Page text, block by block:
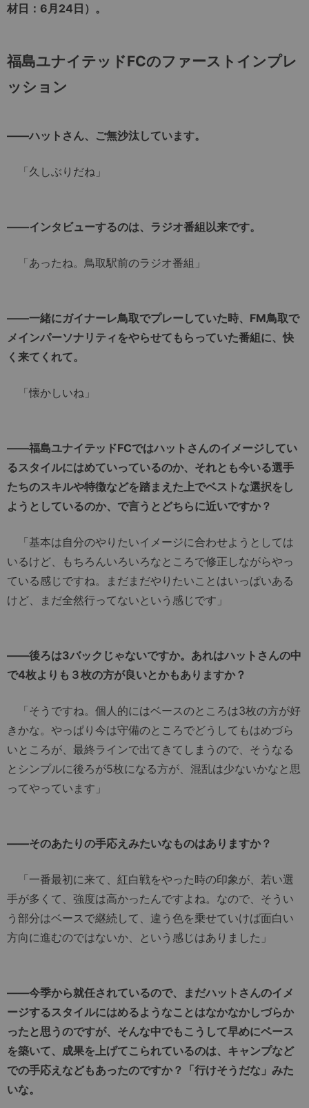
材日：6月24日）。
福島ユナイテッドFCのファーストインプレ
ッション
――ハットさん、ご無沙汰しています。
「久しぶりだね」
――インタビューするのは、ラジオ番組以来です。
「あったね。鳥取駅前のラジオ番組」
――一緒にガイナーレ鳥取でプレーしていた時、FM鳥取で
メインパーソナリティをやらせてもらっていた番組に、快
く来てくれて。
「懐かしいね」
――福島ユナイテッドFCではハットさんのイメージしてい
るスタイルにはめていっているのか、それとも今いる選手
たちのスキルや特徴などを踏まえた上でベストな選択をし
ようとしているのか、で言うとどちらに近いですか？
「基本は自分のやりたいイメージに合わせようとしては
いるけど、もちろんいろいろなところで修正しながらやっ
ている感じですね。まだまだやりたいことはいっぱいある
けど、まだ全然行ってないという感じです」
――後ろは3バックじゃないですか。あれはハットさんの中
で4枚よりも３枚の方が良いとかもありますか？
「そうですね。個人的にはベースのところは3枚の方が好
きかな。やっぱり今は守備のところでどうしてもはめづら
いところが、最終ラインで出てきてしまうので、そうなる
とシンプルに後ろが5枚になる方が、混乱は少ないかなと思
ってやっています」
――そのあたりの手応えみたいなものはありますか？
「一番最初に来て、紅白戦をやった時の印象が、若い選
手が多くて、強度は高かったんですよね。なので、そうい
う部分はベースで継続して、違う色を乗せていけば面白い
方向に進むのではないか、という感じはありました」
――今季から就任されているので、まだハットさんのイメ
ージするスタイルにはめるようなことはなかなかしづらか
ったと思うのですが、そんな中でもこうして早めにベース
を築いて、成果を上げてこられているのは、キャンプなど
での手応えなどもあったのですか？「行けそうだな」みた
いな。